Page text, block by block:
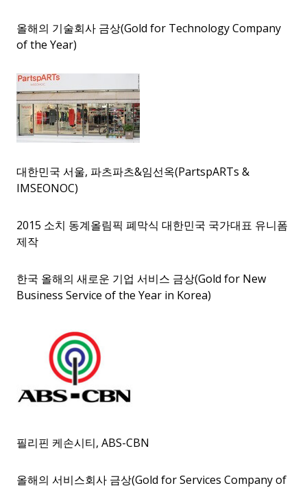
올해의 기술회사 금상(Gold for Technology Company
of the Year)
대한민국 서울, 파츠파츠&임선옥(PartspARTs &
IMSEONOC)
2015 소치 동계올림픽 폐막식 대한민국 국가대표 유니폼
제작
한국 올해의 새로운 기업 서비스 금상(Gold for New
Business Service of the Year in Korea)
필리핀 케손시티, ABS-CBN
올해의 서비스회사 금상(Gold for Services Company of